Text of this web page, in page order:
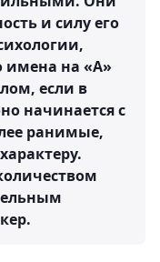
и силу его
имена на «А»
если в
начинается с
ранимые,